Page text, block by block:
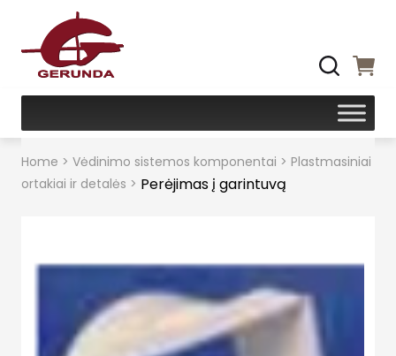
Home > Vėdinimo sistemos komponentai > Plastmasiniai
ortakiai ir detalės > Perėjimas į garintuvą